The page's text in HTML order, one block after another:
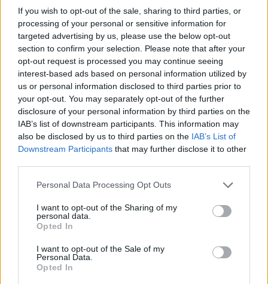
If you wish to opt-out of the sale, sharing to third parties, or
processing of your personal or sensitive information for
targeted advertising by us, please use the below opt-out
section to confirm your selection. Please note that after your
opt-out request is processed you may continue seeing
interest-based ads based on personal information utilized by
us or personal information disclosed to third parties prior to
your opt-out. You may separately opt-out of the further
disclosure of your personal information by third parties on the
IAB’s list of downstream participants. This information may
also be disclosed by us to third parties on the IAB’s List of
Downstream Participants that may further disclose it to other
Please note that this website/app uses one or more Google
not limited to your visit or usage behaviour. You may click to
grant or deny consent to Google and its third-party tags to
use your data for below specified purposes in below Google
consent section.
Personal Data Processing Opt Outs
I want to opt-out of the Sharing of my
personal data.
Opted In
I want to opt-out of the Sale of my
Personal Data.
Opted In
fergetegescímű előadásában a közelmúlt legvirtuózabb és
leglátványosabb koreográfiákból alkotott újat és
megismételhetetlent. A szegedi betyárkirály ihletteRózsa
Storycímű, akrobatikai elemekkel fűszerezett műsorával
fellép az Urban Verbunk is.
FlamenKoktélcímmel a FlamenCorazonArte Táncszínház
andalúz ihletésű estje és az Argentin Tangó Táncszínház,
Budai László és vendégeiTango no Tangocímű modern
A Nemzeti Táncszínház nem hagyhatja
ki a nyári programjából sem a kortárs
műveket.
A Kulcsár Noémi Tellabor